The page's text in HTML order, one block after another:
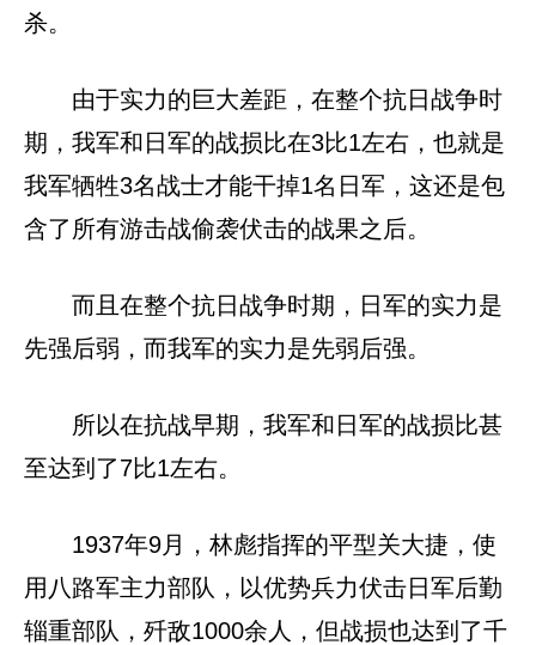
杀。
由于实力的巨大差距，在整个抗日战争时
期，我军和日军的战损比在3比1左右，也就是
我军牺牲3名战士才能干掉1名日军，这还是包
含了所有游击战偷袭伏击的战果之后。
而且在整个抗日战争时期，日军的实力是
先强后弱，而我军的实力是先弱后强。
所以在抗战早期，我军和日军的战损比甚
至达到了7比1左右。
1937年9月，林彪指挥的平型关大捷，使
用八路军主力部队，以优势兵力伏击日军后勤
辎重部队，歼敌1000余人，但战损也达到了千